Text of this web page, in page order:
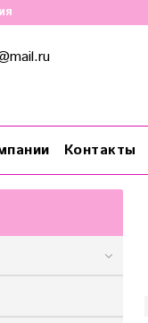
Контакты